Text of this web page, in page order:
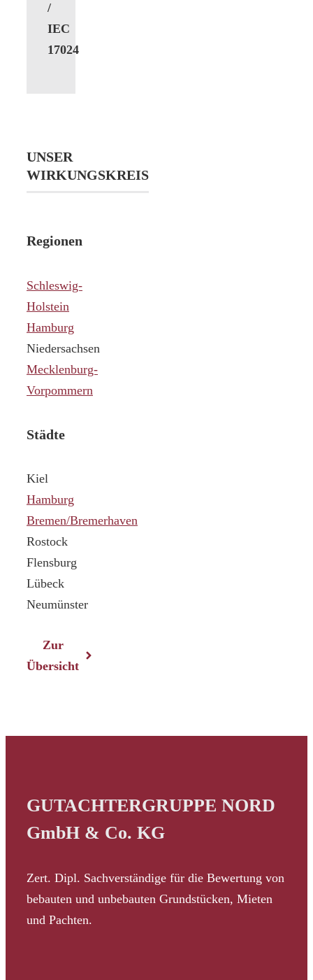
/
IEC
17024
UNSER
WIRKUNGSKREIS
Regionen
Schleswig-
Holstein
Hamburg
Niedersachsen
Mecklenburg-
Vorpommern
Städte
Kiel
Hamburg
Bremen/Bremerhaven
Rostock
Flensburg
Lübeck
Neumünster
Zur
Übersicht
GUTACHTERGRUPPE NORD
GmbH & Co. KG
Zert. Dipl. Sachverständige für die Bewertung von
bebauten und unbebauten Grundstücken, Mieten
und Pachten.